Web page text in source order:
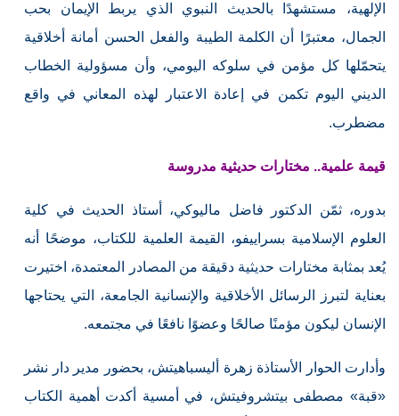
الإلهية، مستشهدًا بالحديث النبوي الذي يربط الإيمان بحب
الجمال، معتبرًا أن الكلمة الطيبة والفعل الحسن أمانة أخلاقية
يتحمّلها كل مؤمن في سلوكه اليومي، وأن مسؤولية الخطاب
الديني اليوم تكمن في إعادة الاعتبار لهذه المعاني في واقع
مضطرب.
قيمة علمية.. مختارات حديثية مدروسة
بدوره، ثمّن الدكتور فاضل ماليوكي، أستاذ الحديث في كلية
العلوم الإسلامية بسراييفو، القيمة العلمية للكتاب، موضحًا أنه
يُعد بمثابة مختارات حديثية دقيقة من المصادر المعتمدة، اختيرت
بعناية لتبرز الرسائل الأخلاقية والإنسانية الجامعة، التي يحتاجها
الإنسان ليكون مؤمنًا صالحًا وعضوًا نافعًا في مجتمعه.
وأدارت الحوار الأستاذة زهرة أليسباهيتش، بحضور مدير دار نشر
«قبة» مصطفى بيتشروفيتش، في أمسية أكدت أهمية الكتاب